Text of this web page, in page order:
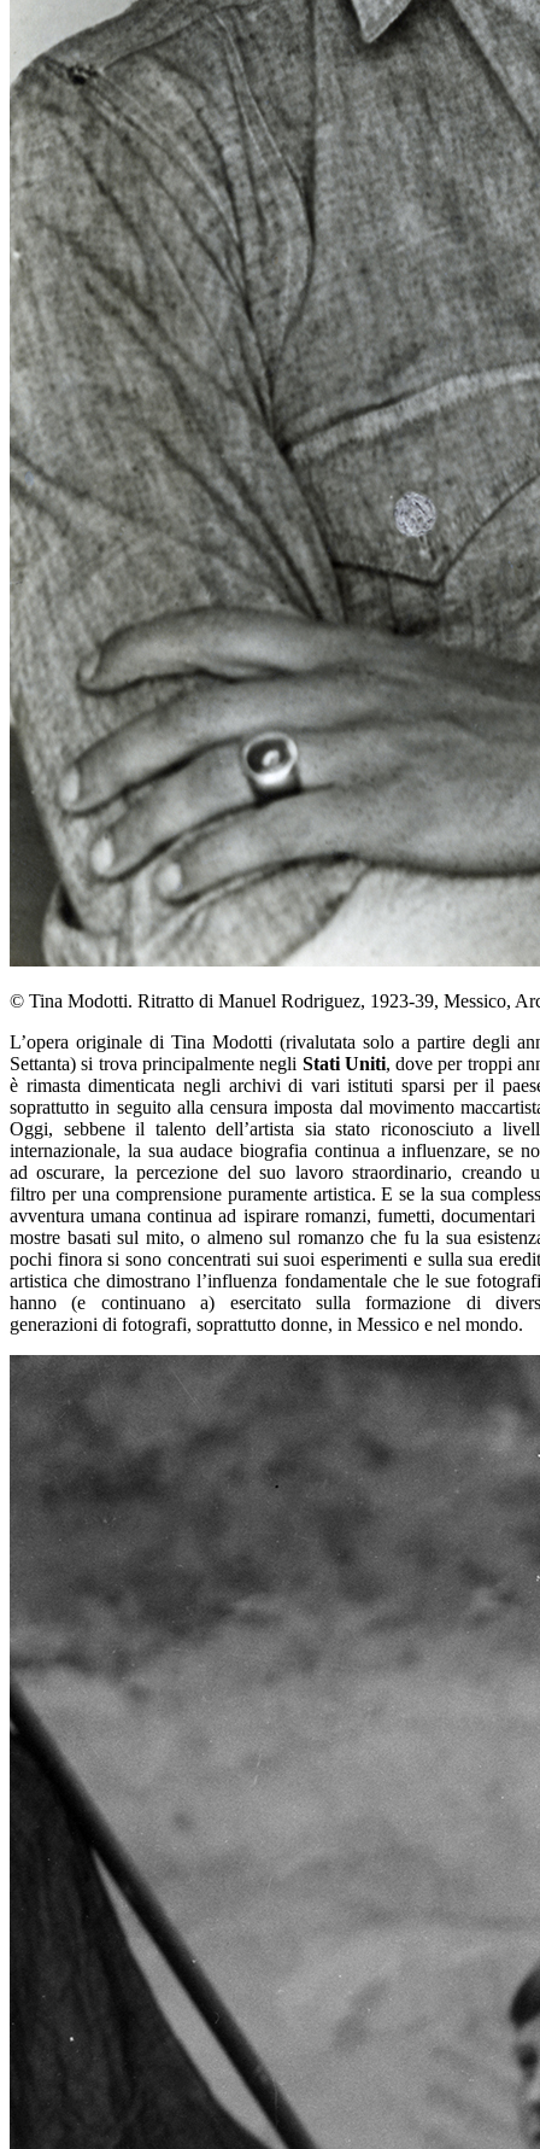
© Tina Modotti. Ritratto di Manuel Rodriguez, 1923-39, Messico,
L’opera originale di Tina Modotti (rivalutata solo a partire degli
Settanta) si trova principalmente negli Stati Uniti, dove per troppi
è rimasta dimenticata negli archivi di vari istituti sparsi per il
soprattutto in seguito alla censura imposta dal movimento
Oggi, sebbene il talento dell’artista sia stato riconosciuto a
internazionale, la sua audace biografia continua a influenzare, se
ad oscurare, la percezione del suo lavoro straordinario, creando
filtro per una comprensione puramente artistica. E se la sua
avventura umana continua ad ispirare romanzi, fumetti, documentari
mostre basati sul mito, o almeno sul romanzo che fu la sua
pochi finora si sono concentrati sui suoi esperimenti e sulla sua
artistica che dimostrano l’influenza fondamentale che le sue
hanno (e continuano a) esercitato sulla formazione di
generazioni di fotografi, soprattutto donne, in Messico e nel mondo.